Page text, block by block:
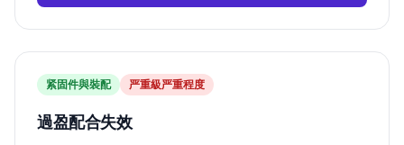
紧固件與裝配 严重級严重程度
過盈配合失效